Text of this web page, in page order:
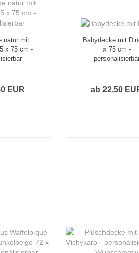
natur mit
x 75 cm -
EUR
Babydecke mit
x 75 cm -
ab 22,50